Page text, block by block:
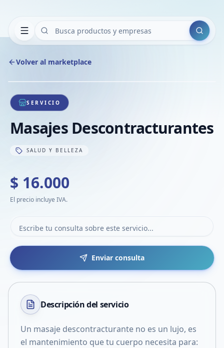
Buscar
Volver al marketplace
1/1
SERVICIO
Masajes Descontracturantes
SALUD Y BELLEZA
$ 16.000
El precio incluye IVA.
Enviar consulta
Descripción del servicio
Un masaje descontracturante no es un lujo, es
el mantenimiento que tu cuerpo necesita para: